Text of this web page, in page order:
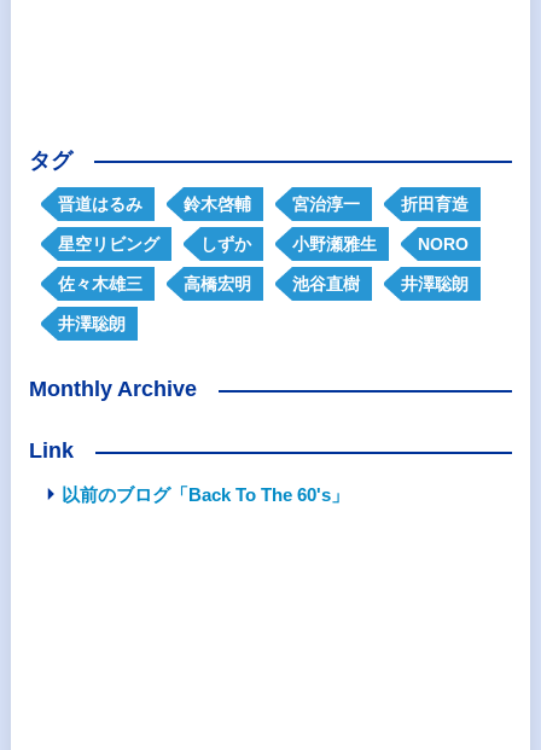
タグ
晋道はるみ 鈴木啓輔 宮治淳一 折田育造
星空リビング しずか 小野瀬雅生 NORO
佐々木雄三 高橋宏明 池谷直樹 井澤聡朗
井澤聡朗
Monthly Archive
Link
以前のブログ「Back To The 60's」